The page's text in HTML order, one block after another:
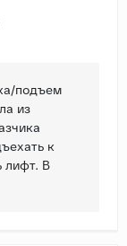
подъем
из
к
лифт. В